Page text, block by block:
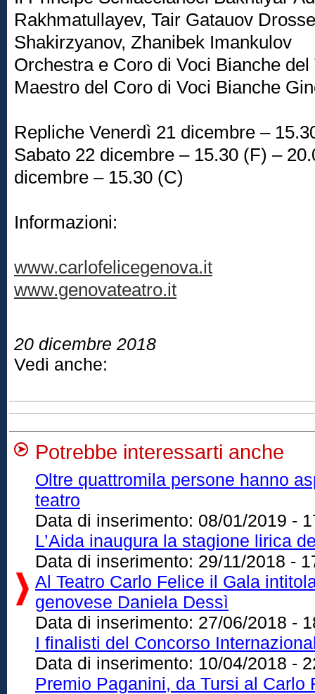
Rakhmatullayev, Tair Gatauov
Shakirzyanov, Zhanibek Imankulov
Orchestra e Coro di Voci Bianche
Maestro del Coro di Voci Bianche
Repliche Venerdì 21 dicembre –
Sabato 22 dicembre – 15.30 (F) –
dicembre – 15.30 (C)
Informazioni:
www.carlofelicegenova.it
www.genovateatro.it
20 dicembre 2018
Vedi anche:
Potrebbe interessarti anche
Oltre quattromila persone hanno
teatro
Data di inserimento: 08/01/2019 -
L’Aida inaugura la stagione lirica
Data di inserimento: 29/11/2018 -
Al Teatro Carlo Felice il Gala
genovese Daniela Dessì
Data di inserimento: 27/06/2018 -
I finalisti del Concorso
Data di inserimento: 10/04/2018 -
Premio Paganini, da Tursi al Carlo